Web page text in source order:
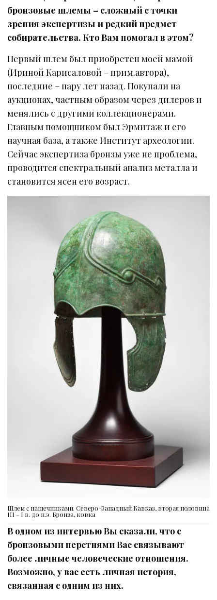
бронзовые шлемы – сложный с точки
зрения экспертизы и редкий предмет
собирательства. Кто Вам помогал в этом?
Первый шлем был приобретен моей мамой
(Ириной Карисаловой – прим.автора),
последние – пару лет назад. Покупали на
аукционах, частным образом через дилеров и
менялись с другими коллекционерами.
Главным помощником был Эрмитаж и его
научная база, а также Институт археологии.
Сейчас экспертиза бронзы уже не проблема,
проводится спектральный анализ металла и
становится ясен его возраст.
Шлем с нащечниками. Северо-Западный Кавказ, вторая половина
III – I в. до н.э. Бронза, ковка
В одном из интервью Вы сказали, что с
бронзовыми перстнями Вас связывают
более личные человеческие отношения.
Возможно, у вас есть личная история,
связанная с одним из них.